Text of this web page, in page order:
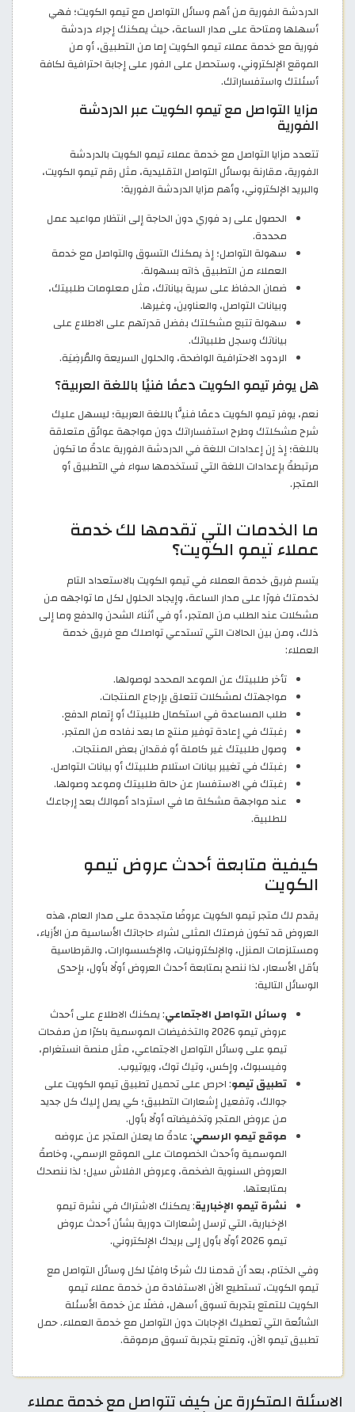
الدردشة الفورية من أهم وسائل التواصل مع تيمو الكويت؛ فهي
أسهلها ومتاحة على مدار الساعة، حيث يمكنك إجراء دردشة
فورية مع خدمة عملاء تيمو الكويت إما من التطبيق، أو من
الموقع الإلكتروني، وستحصل على الفور على إجابة احترافية لكافة
أسئلتك واستفساراتك.
مزايا التواصل مع تيمو الكويت عبر الدردشة
الفورية
تتعدد مزايا التواصل مع خدمة عملاء تيمو الكويت بالدردشة
الفورية، مقارنة بوسائل التواصل التقليدية، مثل رقم تيمو الكويت،
والبريد الإلكتروني، وأهم مزايا الدردشة الفورية:
الحصول على رد فوري دون الحاجة إلى انتظار مواعيد عمل
محددة.
سهولة التواصل؛ إذ يمكنك التسوق والتواصل مع خدمة
العملاء من التطبيق ذاته بسهولة.
ضمان الحفاظ على سرية بياناتك، مثل معلومات طلبيتك،
وبيانات التواصل، والعناوين، وغيرها.
سهولة تتبع مشكلتك بفضل قدرتهم على الاطلاع على
بياناتك وسجل طلبياتك.
الردود الاحترافية الواضحة، والحلول السريعة والمُرضِيَة.
هل يوفر تيمو الكويت دعمًا فنيًا باللغة العربية؟
نعم، يوفر تيمو الكويت دعمًا فنيًّا باللغة العربية؛ ليسهل عليك
شرح مشكلتك وطرح استفساراتك دون مواجهة عوائق متعلقة
باللغة؛ إذ إن إعدادات اللغة في الدردشة الفورية عادةً ما تكون
مرتبطةً بإعدادات اللغة التي تستخدمها سواء في التطبيق أو
المتجر.
ما الخدمات التي تقدمها لك خدمة
عملاء تيمو الكويت؟
يتسم فريق خدمة العملاء في تيمو الكويت بالاستعداد التام
لخدمتك فورًا على مدار الساعة، وإيجاد الحلول لكل ما تواجهه من
مشكلات عند الطلب من المتجر، أو في أثناء الشحن والدفع وما إلى
ذلك، ومن بين الحالات التي تستدعي تواصلك مع فريق خدمة
العملاء:
تأخر طلبيتك عن الموعد المحدد لوصولها.
مواجهتك لمشكلات تتعلق بإرجاع المنتجات.
طلب المساعدة في استكمال طلبيتك أو إتمام الدفع.
رغبتك في إعادة توفير منتج ما بعد نفاده من المتجر.
وصول طلبيتك غير كاملة أو فقدان بعض المنتجات.
رغبتك في تغيير بيانات استلام طلبيتك أو بيانات التواصل.
رغبتك في الاستفسار عن حالة طلبيتك وموعد وصولها.
عند مواجهة مشكلة ما في استرداد أموالك بعد إرجاعك
للطلبية.
كيفية متابعة أحدث عروض تيمو
الكويت
يقدم لك متجر تيمو الكويت عروضًا متجددة على مدار العام، هذه
العروض قد تكون فرصتك المثلى لشراء حاجاتك الأساسية من الأزياء،
ومستلزمات المنزل، والإلكترونيات، والإكسسوارات، والقرطاسية
بأقل الأسعار، لذا ننصح بمتابعة أحدث العروض أولًا بأول، بإحدى
الوسائل التالية:
وسائل التواصل الاجتماعي: يمكنك الاطلاع على أحدث
عروض تيمو 2026 والتخفيضات الموسمية باكرًا من صفحات
تيمو على وسائل التواصل الاجتماعي، مثل منصة انستغرام،
وفيسبوك، وإكس، وتيك توك، ويوتيوب.
تطبيق تيمو: احرص على تحميل تطبيق تيمو الكويت على
جوالك، وتفعيل إشعارات التطبيق؛ كي يصل إليك كل جديد
من عروض المتجر وتخفيضاته أولًا بأول.
موقع تيمو الرسمي: عادةً ما يعلن المتجر عن عروضه
الموسمية وأحدث الخصومات على الموقع الرسمي، وخاصةً
العروض السنوية الضخمة، وعروض الفلاش سيل؛ لذا ننصحك
بمتابعتها.
نشرة تيمو الإخبارية: يمكنك الاشتراك في نشرة تيمو
الإخبارية، التي ترسل إشعارات دورية بشأن أحدث عروض
تيمو 2026 أولًا بأول إلى بريدك الإلكتروني.
وفي الختام، بعد أن قدمنا لك شرحًا وافيًا لكل وسائل التواصل مع
تيمو الكويت، تستطيع الآن الاستفادة من خدمة عملاء تيمو
الكويت للتمتع بتجربة تسوق أسهل، فضلًا عن خدمة الأسئلة
الشائعة التي تعطيك الإجابات دون التواصل مع خدمة العملاء. حمل
تطبيق تيمو الآن، وتمتع بتجربة تسوق مرموقة.
الاسئلة المتكررة عن كيف تتواصل مع خدمة عملاء